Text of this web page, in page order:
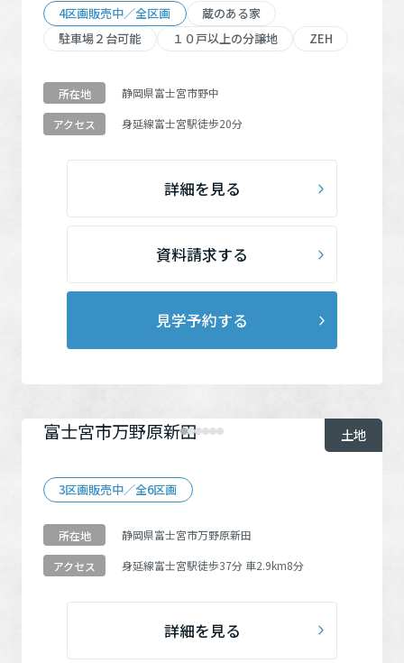
ｍ、羽目板の勾配天井で明るく開放的なリビ
ング ・4帖のロフト付き ・ガス衣類乾燥機
「乾太くん」 ・太陽光発電4.32Kw ・GX志向
型住宅
4区画販売中／全区画
蔵のある家
駐車場２台可能
１０戸以上の分譲地 ZEH
所在地 静岡県富士宮市野中
アクセス 身延線富士宮駅徒歩20分
詳細を見る
資料請求する
見学予約する
土地
富士宮市万野原新田
3区画販売中／全6区画
所在地 静岡県富士宮市万野原新田
アクセス 身延線富士宮駅徒歩37分 車2.9km8分
詳細を見る